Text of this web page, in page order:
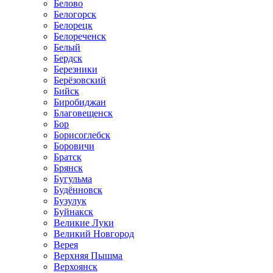
Белово
Белогорск
Белорецк
Белореченск
Белый
Бердск
Березники
Берёзовский
Бийск
Биробиджан
Благовещенск
Бор
Борисоглебск
Боровичи
Братск
Брянск
Бугульма
Будённовск
Бузулук
Буйнакск
Великие Луки
Великий Новгород
Верея
Верхняя Пышма
Верхоянск